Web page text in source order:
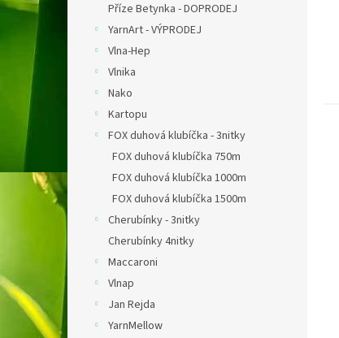
Příze Betynka - DOPRODEJ
YarnArt - VÝPRODEJ
Vlna-Hep
Vlnika
Nako
Kartopu
FOX duhová klubíčka - 3nitky
FOX duhová klubíčka 750m
FOX duhová klubíčka 1000m
FOX duhová klubíčka 1500m
Cherubínky - 3nitky
Cherubínky 4nitky
Maccaroni
Vlnap
Jan Rejda
YarnMellow